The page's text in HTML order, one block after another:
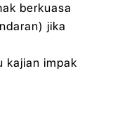
berkuasa
jika
kajian impak